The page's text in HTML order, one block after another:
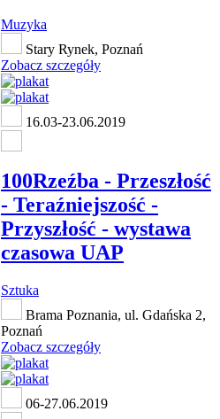
Muzyka
Stary Rynek, Poznań
Zobacz szczegóły
16.03-23.06.2019
100Rzeźba - Przeszłość
- Teraźniejszość -
Przyszłość - wystawa
czasowa UAP
Sztuka
Brama Poznania, ul. Gdańska 2,
Poznań
Zobacz szczegóły
06-27.06.2019